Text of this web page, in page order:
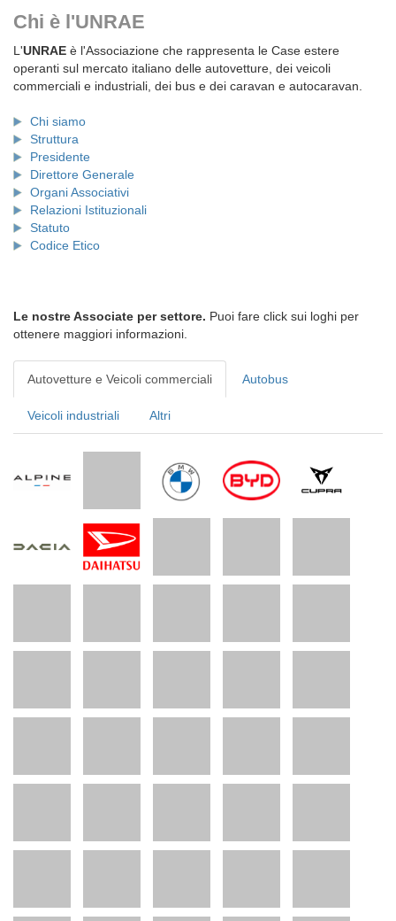
Chi è l'UNRAE
L'UNRAE è l'Associazione che rappresenta le Case estere
operanti sul mercato italiano delle autovetture, dei veicoli
commerciali e industriali, dei bus e dei caravan e autocaravan.
Chi siamo
Struttura
Presidente
Direttore Generale
Organi Associativi
Relazioni Istituzionali
Statuto
Codice Etico
Le nostre Associate per settore. Puoi fare click sui loghi per
ottenere maggiori informazioni.
Autovetture e Veicoli commerciali Autobus
Veicoli industriali Altri